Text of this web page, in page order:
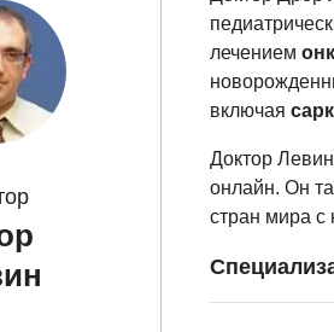
лечением
включая
Доктор
онлайн. Он
стран мира